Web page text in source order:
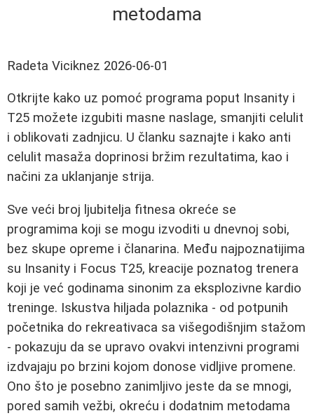
metodama
Radeta Viciknez 2026-06-01
Otkrijte kako uz pomoć programa poput Insanity i
T25 možete izgubiti masne naslage, smanjiti celulit
i oblikovati zadnjicu. U članku saznajte i kako anti
celulit masaža doprinosi bržim rezultatima, kao i
načini za uklanjanje strija.
Sve veći broj ljubitelja fitnesa okreće se
programima koji se mogu izvoditi u dnevnoj sobi,
bez skupe opreme i članarina. Među najpoznatijima
su Insanity i Focus T25, kreacije poznatog trenera
koji je već godinama sinonim za eksplozivne kardio
treninge. Iskustva hiljada polaznika - od potpunih
početnika do rekreativaca sa višegodišnjim stažom
- pokazuju da se upravo ovakvi intenzivni programi
izdvajaju po brzini kojom donose vidljive promene.
Ono što je posebno zanimljivo jeste da se mnogi,
pored samih vežbi, okreću i dodatnim metodama